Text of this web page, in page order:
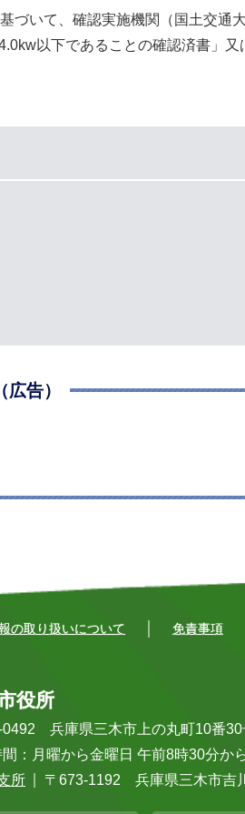
づいて、確認実施機関（国土交通
以下であることの確認済書」又
告）
の取り扱いについて 免責事項
役所
0492 兵庫県三木市上の丸町10番
間：月曜から金曜日 午前8時30分か
所
〒673-1192 兵庫県三木市吉